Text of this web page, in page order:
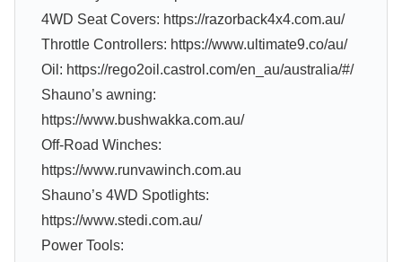
4WD Seat Covers: https://razorback4x4.com.au/
Throttle Controllers: https://www.ultimate9.co/au/
Oil: https://rego2oil.castrol.com/en_au/australia/#/
Shauno’s awning:
https://www.bushwakka.com.au/
Off-Road Winches:
https://www.runvawinch.com.au
Shauno’s 4WD Spotlights:
https://www.stedi.com.au/
Power Tools: